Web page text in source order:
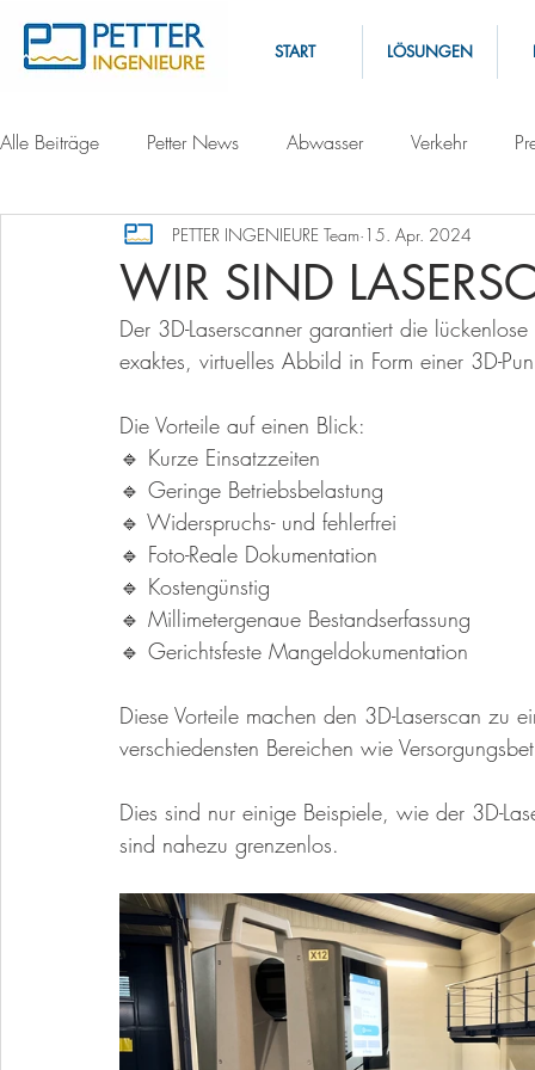
START LÖSUNGEN
Alle Beiträge Petter News Abwasser Verkehr
WIR SIND
PETTER INGENIEURE Team 15. Apr. 2024
Der 3D-Laserscanner garantiert die
exaktes, virtuelles Abbild in Form einer 3D-
Die Vorteile auf einen Blick:
🔹 Kurze Einsatzzeiten
🔹 Geringe Betriebsbelastung
🔹 Widerspruchs- und fehlerfrei
🔹 Foto-Reale Dokumentation
🔹 Kostengünstig
🔹 Millimetergenaue Bestandserfassung
🔹 Gerichtsfeste Mangeldokumentation
Diese Vorteile machen den 3D-Laserscan zu
verschiedensten Bereichen wie
Dies sind nur einige Beispiele, wie der 3D-
sind nahezu grenzenlos.